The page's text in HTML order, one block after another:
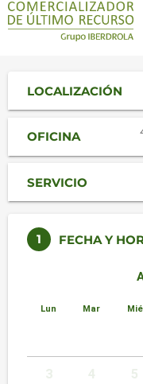
LOCALIZACIÓN
OFICINA
SERVICIO
1 FECHA Y
Lun Mar Mié